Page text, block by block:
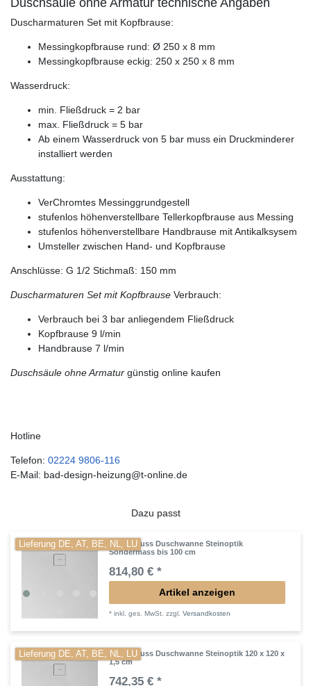
Duschsäule ohne Armatur technische Angaben
Duscharmaturen Set mit Kopfbrause:
Messingkopfbrause rund: Ø 250 x 8 mm
Messingkopfbrause eckig: 250 x 250 x 8 mm
Wasserdruck:
min. Fließdruck = 2 bar
max. Fließdruck = 5 bar
Ab einem Wasserdruck von 5 bar muss ein Druckminderer
installiert werden
Ausstattung:
VerChromtes Messinggrundgestell
stufenlos höhenverstellbare Tellerkopfbrause aus Messing
stufenlos höhenverstellbare Handbrause mit Antikalksysem
Umsteller zwischen Hand- und Kopfbrause
Anschlüsse: G 1/2 Stichmaß: 150 mm
Duscharmaturen Set mit Kopfbrause Verbrauch:
Verbrauch bei 3 bar anliegendem Fließdruck
Kopfbrause 9 l/min
Handbrause 7 l/min
Duschsäule ohne Armatur günstig online kaufen
Hotline
Telefon: 02224 9806-116
E-Mail: bad-design-heizung@t-online.de
Dazu passt
Lieferung DE, AT, BE, NL, LUMineralguss Duschwanne Steinoptik
Sondermass bis 100 cm
814,80 € *
Artikel anzeigen
*inkl. ges. MwSt. zzgl.Versandkosten
Lieferung DE, AT, BE, NL, LUMineralguss Duschwanne Steinoptik 120 x 120 x
1,5 cm
742,35 € *